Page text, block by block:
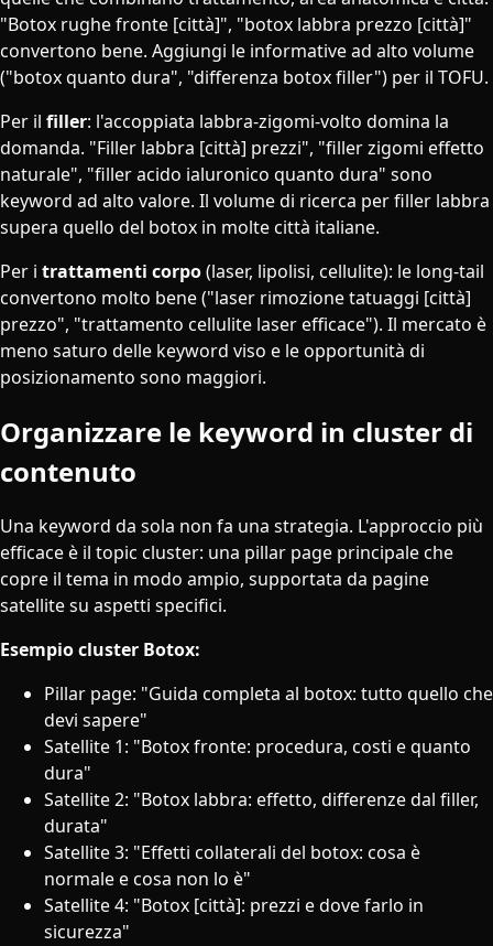
"Botox rughe fronte [città]", "botox labbra prezzo [città]"
convertono bene. Aggiungi le informative ad alto volume
("botox quanto dura", "differenza botox filler") per il TOFU.
Per il filler: l'accoppiata labbra-zigomi-volto domina la
domanda. "Filler labbra [città] prezzi", "filler zigomi effetto
naturale", "filler acido ialuronico quanto dura" sono
keyword ad alto valore. Il volume di ricerca per filler labbra
supera quello del botox in molte città italiane.
Per i trattamenti corpo(laser, lipolisi, cellulite): le long-tail
convertono molto bene ("laser rimozione tatuaggi [città]
prezzo", "trattamento cellulite laser efficace"). Il mercato è
meno saturo delle keyword viso e le opportunità di
posizionamento sono maggiori.
Organizzare le keyword in cluster di
contenuto
Una keyword da sola non fa una strategia. L'approccio più
efficace è il topic cluster: una pillar page principale che
copre il tema in modo ampio, supportata da pagine
satellite su aspetti specifici.
Esempio cluster Botox:
Pillar page: "Guida completa al botox: tutto quello che
devi sapere"
Satellite 1: "Botox fronte: procedura, costi e quanto
dura"
Satellite 2: "Botox labbra: effetto, differenze dal filler,
durata"
Satellite 3: "Effetti collaterali del botox: cosa è
normale e cosa non lo è"
Satellite 4: "Botox [città]: prezzi e dove farlo in
sicurezza"